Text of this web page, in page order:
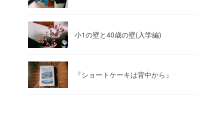
小1の壁と40歳の壁(入学編)
『ショートケーキは背中から』